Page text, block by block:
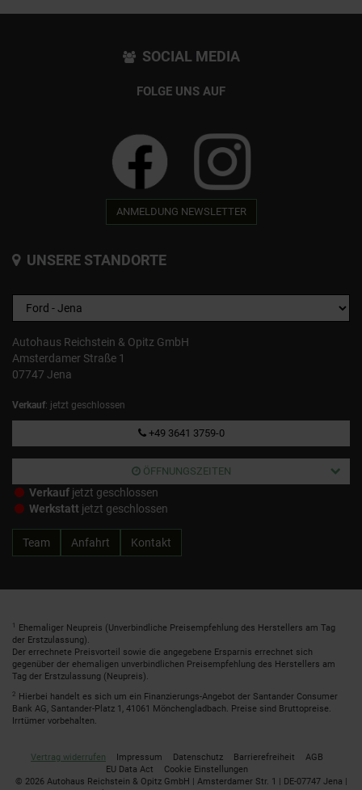
SOCIAL MEDIA
FOLGE UNS AUF
ANMELDUNG NEWSLETTER
UNSERE STANDORTE
Autohaus Reichstein & Opitz GmbH
Amsterdamer Straße 1
07747 Jena
Verkauf: jetzt geschlossen
+49 3641 3759-0
ÖFFNUNGSZEITEN
Verkauf jetzt geschlossen
Werkstatt jetzt geschlossen
Team Anfahrt Kontakt
1 Ehemaliger Neupreis (Unverbindliche Preisempfehlung des Herstellers am Tag
der Erstzulassung).
Der errechnete Preisvorteil sowie die angegebene Ersparnis errechnet sich
gegenüber der ehemaligen unverbindlichen Preisempfehlung des Herstellers am
Tag der Erstzulassung (Neupreis).
2 Hierbei handelt es sich um ein Finanzierungs-Angebot der Santander Consumer
Bank AG, Santander-Platz 1, 41061 Mönchengladbach. Preise sind Bruttopreise.
Irrtümer vorbehalten.
Vertrag widerrufen Impressum Datenschutz Barrierefreiheit
AGB
EU Data Act
Cookie Einstellungen
© 2026 Autohaus Reichstein & Opitz GmbH | Amsterdamer Str. 1 | DE-07747 Jena |